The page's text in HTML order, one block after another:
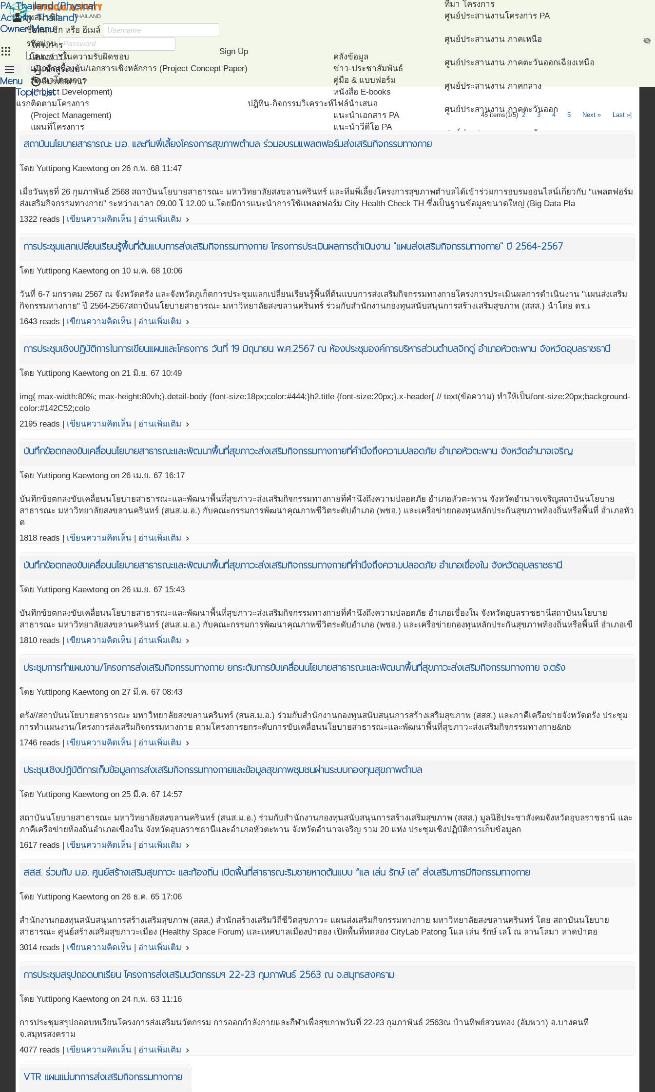
PA Thailand (Physical
Activity Thailand)
Owner Menu
apps
personมุมสมาชิก
ชื่อสมาชิก หรือ อีเมล์
รหัสผ่าน
visibility_off
loginเข้าสู่ระบบ
restoreลืมรหัสผ่าน?
Sign Up
menu
Menu
หน้าแรก
โครงการ
โครงการในความรับผิดชอบ
แนวคิดเบื้องต้น/เอกสารเชิงหลักการ (Project Concept Paper)
พัฒนาโครงการ
(Project Development)
ติดตามโครงการ
(Project Management)
แผนที่โครงการ
(Project Mapping)
รายชื่อโครงการ Like
ปฎิทิน-กิจกรรมวิเคราะห์
คลังข้อมูล
ข่าว-ประชาสัมพันธ์
คู่มือ & แบบฟอร์ม
หนังสือ E-books
ไฟล์นำเสนอ
แนะนำเอกสาร PA
แนะนำวีดีโอ PA
โครงการ ตัวอย่าง
โปรแกรมทดสอบสมรรถนะ สสส
ที่มา โครงการ
ศูนย์ประสานงานโครงการ PA
ศูนย์ประสานงาน ภาคเหนือ
ศูนย์ประสานงาน ภาคตะวันออกเฉียงเหนือ
ศูนย์ประสานงาน ภาคกลาง
ศูนย์ประสานงาน ภาคตะวันออก
ศูนย์ประสานงาน ภาคตะวันตก
ศูนย์ประสานงาน สจรส ม.อ.
Topic List
45 items(1/5) 2 3 4 5 Next » Last »|
สถาบันนโยบายสาธารณะ ม.อ. และทีมพี่เลี้ยงโครงการสุขภาพตำบล ร่วมอบรมแพลตฟอร์มส่งเสริมกิจกรรมทางกาย
โดย Yuttipong Kaewtong on 26 ก.พ. 68 11:47
เมื่อวันพุธที่ 26 กุมภาพันธ์ 2568 สถาบันนโยบายสาธารณะ มหาวิทยาลัยสงขลานครินทร์ และทีมพี่เลี้ยงโครงการสุขภาพตำบลได้เข้าร่วมการอบรมออนไลน์เกี่ยวกับ "แพลตฟอร์ม
ส่งเสริมกิจกรรมทางกาย" ระหว่างเวลา 09.00 โ 12.00 น.โดยมีการแนะนำการใช้แพลตฟอร์ม City Health Check TH ซึ่งเป็นฐานข้อมูลขนาดใหญ่ (Big Data Pla
1322 reads | เขียนความคิดเห็น | อ่านเพิ่มเติม navigate_next
การประชุมแลกเปลี่ยนเรียนรู้พื้นที่ต้นแบบการส่งเสริมกิจกรรมทางกาย โครงการประเมินผลการดำเนินงาน "แผนส่งเสริมกิจกรรมทางกาย" ปี 2564-2567
โดย Yuttipong Kaewtong on 10 ม.ค. 68 10:06
วันที่ 6-7 มกราคม 2567 ณ จังหวัดตรัง และจังหวัดภูเก็ตการประชุมแลกเปลี่ยนเรียนรู้พื้นที่ต้นแบบการส่งเสริมกิจกรรมทางกายโครงการประเมินผลการดำเนินงาน "แผนส่งเสริม
กิจกรรมทางกาย" ปี 2564-2567สถาบันนโยบายสาธารณะ มหาวิทยาลัยสงขลานครินทร์ ร่วมกับสำนักงานกองทุนสนับสนุนการสร้างเสริมสุขภาพ (สสส.) นำโดย ดร.เ
1643 reads | เขียนความคิดเห็น | อ่านเพิ่มเติม navigate_next
การประชุมเชิงปฏิบัติการในการเขียนแผนและโครงการ วันที่ 19 มิถุนายน พ.ศ.2567 ณ ห้องประชุมองค์การบริหารส่วนตำบลจิกดู่ อำเภอหัวตะพาน จังหวัดอุบลราชธานี
โดย Yuttipong Kaewtong on 21 มิ.ย. 67 10:49
img{ max-width:80%; max-height:80vh;}.detail-body {font-size:18px;color:#444;}h2.title {font-size:20px;}.x-header{ // text(ข้อความ) ทำให้เป็นfont-size:20px;background-
color:#142C52;colo
2195 reads | เขียนความคิดเห็น | อ่านเพิ่มเติม navigate_next
บันทึกข้อตกลงขับเคลื่อนนโยบายสาธารณะและพัฒนาพื้นที่สุขภาวะส่งเสริมกิจกรรมทางกายที่คำนึงถึงความปลอดภัย อำเภอหัวตะพาน จังหวัดอำนาจเจริญ
โดย Yuttipong Kaewtong on 26 เม.ย. 67 16:17
บันทึกข้อตกลงขับเคลื่อนนโยบายสาธารณะและพัฒนาพื้นที่สุขภาวะส่งเสริมกิจกรรมทางกายที่คำนึงถึงความปลอดภัย อำเภอหัวตะพาน จังหวัดอำนาจเจริญสถาบันนโยบาย
สาธารณะ มหาวิทยาลัยสงขลานครินทร์ (สนส.ม.อ.) กับคณะกรรมการพัฒนาคุณภาพชีวิตระดับอำเภอ (พชอ.) และเครือข่ายกองทุนหลักประกันสุขภาพท้องถิ่นหรือพื้นที่ อำเภอหัว
ต
1818 reads | เขียนความคิดเห็น | อ่านเพิ่มเติม navigate_next
บันทึกข้อตกลงขับเคลื่อนนโยบายสาธารณะและพัฒนาพื้นที่สุขภาวะส่งเสริมกิจกรรมทางกายที่คำนึงถึงความปลอดภัย อำเภอเขื่องใน จังหวัดอุบลราชธานี
โดย Yuttipong Kaewtong on 26 เม.ย. 67 15:43
บันทึกข้อตกลงขับเคลื่อนนโยบายสาธารณะและพัฒนาพื้นที่สุขภาวะส่งเสริมกิจกรรมทางกายที่คำนึงถึงความปลอดภัย อำเภอเขื่องใน จังหวัดอุบลราชธานีสถาบันนโยบาย
สาธารณะ มหาวิทยาลัยสงขลานครินทร์ (สนส.ม.อ.) กับคณะกรรมการพัฒนาคุณภาพชีวิตระดับอำเภอ (พชอ.) และเครือข่ายกองทุนหลักประกันสุขภาพท้องถิ่นหรือพื้นที่ อำเภอเขื
1810 reads | เขียนความคิดเห็น | อ่านเพิ่มเติม navigate_next
ประชุมการทำแผนงาน/โครงการส่งเสริมกิจกรรมทางกาย ยกระดับการขับเคลื่อนนโยบายสาธารณะและพัฒนาพื้นที่สุขภาวะส่งเสริมกิจกรรมทางกาย จ.ตรัง
โดย Yuttipong Kaewtong on 27 มี.ค. 67 08:43
ตรัง//สถาบันนโยบายสาธารณะ มหาวิทยาลัยสงขลานครินทร์ (สนส.ม.อ.) ร่วมกับสำนักงานกองทุนสนับสนุนการสร้างเสริมสุขภาพ (สสส.) และภาคีเครือข่ายจังหวัดตรัง ประชุม
การทำแผนงาน/โครงการส่งเสริมกิจกรรมทางกาย ตามโครงการยกระดับการขับเคลื่อนนโยบายสาธารณะและพัฒนาพื้นที่สุขภาวะส่งเสริมกิจกรรมทางกาย&nb
1746 reads | เขียนความคิดเห็น | อ่านเพิ่มเติม navigate_next
ประชุมเชิงปฏิบัติการเก็บข้อมูลการส่งเสริมกิจกรรมทางกายและข้อมูลสุขภาพชุมชนผ่านระบบกองทุนสุขภาพตำบล
โดย Yuttipong Kaewtong on 25 มี.ค. 67 14:57
สถาบันนโยบายสาธารณะ มหาวิทยาลัยสงขลานครินทร์ (สนส.ม.อ.) ร่วมกับสำนักงานกองทุนสนับสนุนการสร้างเสริมสุขภาพ (สสส.) มูลนิธิประชาสังคมจังหวัดอุบลราชธานี และ
ภาคีเครือข่ายท้องถิ่นอำเภอเขื่องใน จังหวัดอุบลราชธานีและอำเภอหัวตะพาน จังหวัดอำนาจเจริญ รวม 20 แห่ง ประชุมเชิงปฏิบัติการเก็บข้อมูลก
1617 reads | เขียนความคิดเห็น | อ่านเพิ่มเติม navigate_next
สสส. ร่วมกับ ม.อ. ศูนย์สร้างเสริมสุขภาวะ และท้องถิ่น เปิดพื้นที่สาธารณะริมชายหาดต้นแบบ “แล เล่น รักษ์ เล” ส่งเสริมการมีกิจกรรมทางกาย
โดย Yuttipong Kaewtong on 26 ธ.ค. 65 17:06
สํานักงานกองทุนสนับสนุนการสร้างเสริมสุขภาพ (สสส.) สำนักสร้างเสริมวิถีชีวิตสุขภาวะ แผนส่งเสริมกิจกรรมทางกาย มหาวิทยาลัยสงขลานครินทร์ โดย สถาบันนโยบาย
สาธารณะ ศูนย์สร้างเสริมสุขภาวะเมือง (Healthy Space Forum) และเทศบาลเมืองป่าตอง เปิดพื้นที่ทดลอง CityLab Patong โแล เล่น รักษ์ เลโ ณ ลานโลมา หาดป่าตอ
3014 reads | เขียนความคิดเห็น | อ่านเพิ่มเติม navigate_next
การประชุมสรุปถอดบทเรียน โครงการส่งเสริมนวัตกรรมฯ 22-23 กุมภาพันธ์ 2563 ณ จ.สมุทรสงคราม
โดย Yuttipong Kaewtong on 24 ก.พ. 63 11:16
การประชุมสรุปถอดบทเรียนโครงการส่งเสริมนวัตกรรม การออกกำลังกายและกีฬาเพื่อสุขภาพวันที่ 22-23 กุมภาพันธ์ 2563ณ บ้านทิพย์สวนทอง (อัมพวา) อ.บางคนที
จ.สมุทรสงคราม
4077 reads | เขียนความคิดเห็น | อ่านเพิ่มเติม navigate_next
VTR แผนแม่บทการส่งเสริมกิจกรรมทางกาย